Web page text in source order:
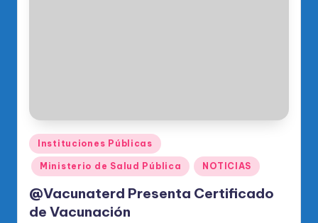
fi
ci
al
d
el
Publicado
en
Instituciones Públicas
Ministerio de Salud Pública NOTICIAS
@Vacunaterd Presenta Certificado
de Vacunación